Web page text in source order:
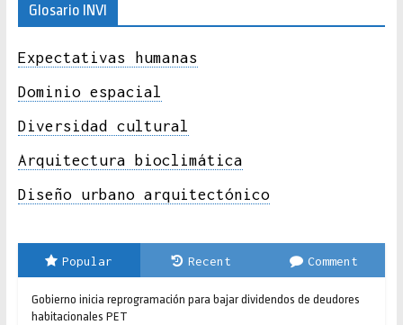
Glosario INVI
Expectativas humanas
Dominio espacial
Diversidad cultural
Arquitectura bioclimática
Diseño urbano arquitectónico
Popular Recent Comment
Gobierno inicia reprogramación para bajar dividendos de deudores
habitacionales PET